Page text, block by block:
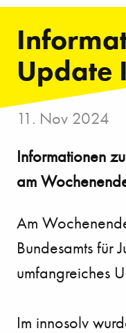
Update
11. Nov 2024
Informationen
am
Am
Bundesamts für
umfangreiches
Im innosolv